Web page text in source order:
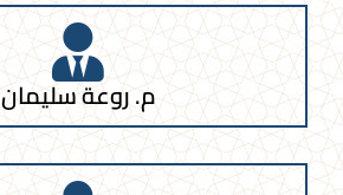
م. روعة سليمان